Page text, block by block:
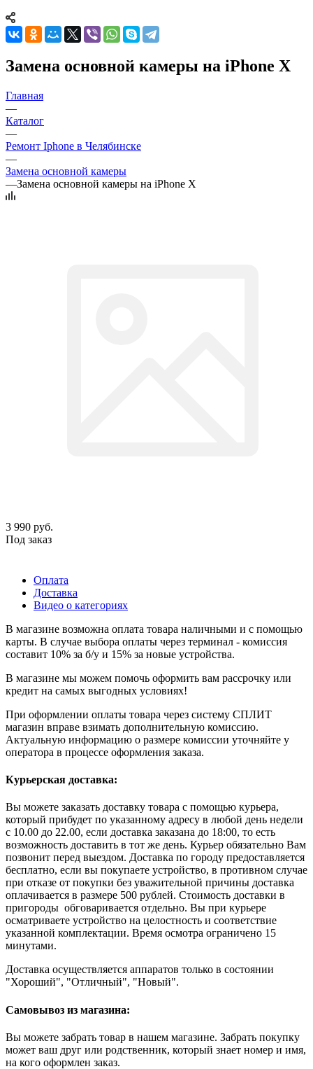
Замена основной камеры на iPhone X
Главная
—
Каталог
—
Ремонт Iphone в Челябинске
—
Замена основной камеры
—Замена основной камеры на iPhone X
3 990 руб.
Под заказ
Оплата
Доставка
Видео о категориях
В магазине возможна оплата товара наличными и с помощью
карты. В случае выбора оплаты через терминал - комиссия
составит 10% за б/у и 15% за новые устройства.
В магазине мы можем помочь оформить вам рассрочку или
кредит на самых выгодных условиях!
При оформлении оплаты товара через систему СПЛИТ
магазин вправе взимать дополнительную комиссию.
Актуальную информацию о размере комиссии уточняйте у
оператора в процессе оформления заказа.
Курьерская доставка:
Вы можете заказать доставку товара с помощью курьера,
который прибудет по указанному адресу в любой день недели
с 10.00 до 22.00, если доставка заказана до 18:00, то есть
возможность доставить в тот же день. Курьер обязательно Вам
позвонит перед выездом. Доставка по городу предоставляется
бесплатно, если вы покупаете устройство, в противном случае
при отказе от покупки без уважительной причины доставка
оплачивается в размере 500 рублей. Стоимость доставки в
пригороды обговаривается отдельно. Вы при курьере
осматриваете устройство на целостность и соответствие
указанной комплектации. Время осмотра ограничено 15
минутами.
Доставка осуществляется аппаратов только в состоянии
"Хороший", "Отличный", "Новый".
Самовывоз из магазина:
Вы можете забрать товар в нашем магазине. Забрать покупку
может ваш друг или родственник, который знает номер и имя,
на кого оформлен заказ.